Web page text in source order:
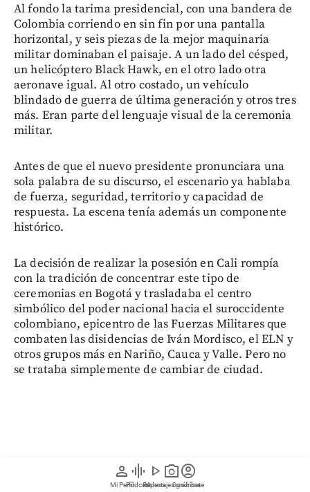
person
Mi Perfil
graphic_eq
Pódcast
play_arrow
Videos
photo_camera
Reportajes gráficos
account_circle
Suscríbete
Al fondo la tarima presidencial, con una bandera de
Colombia corriendo en sin fin por una pantalla
horizontal, y seis piezas de la mejor maquinaria
militar dominaban el paisaje. A un lado del césped,
un helicóptero Black Hawk, en el otro lado otra
aeronave igual. Al otro costado, un vehículo
blindado de guerra de última generación y otros tres
más. Eran parte del lenguaje visual de la ceremonia
militar.
Antes de que el nuevo presidente pronunciara una
sola palabra de su discurso, el escenario ya hablaba
de fuerza, seguridad, territorio y capacidad de
respuesta. La escena tenía además un componente
histórico.
La decisión de realizar la posesión en Cali rompía
con la tradición de concentrar este tipo de
ceremonias en Bogotá y trasladaba el centro
simbólico del poder nacional hacia el suroccidente
colombiano, epicentro de las Fuerzas Militares que
combaten las disidencias de Iván Mordisco, el ELN y
otros grupos más en Nariño, Cauca y Valle. Pero no
se trataba simplemente de cambiar de ciudad.